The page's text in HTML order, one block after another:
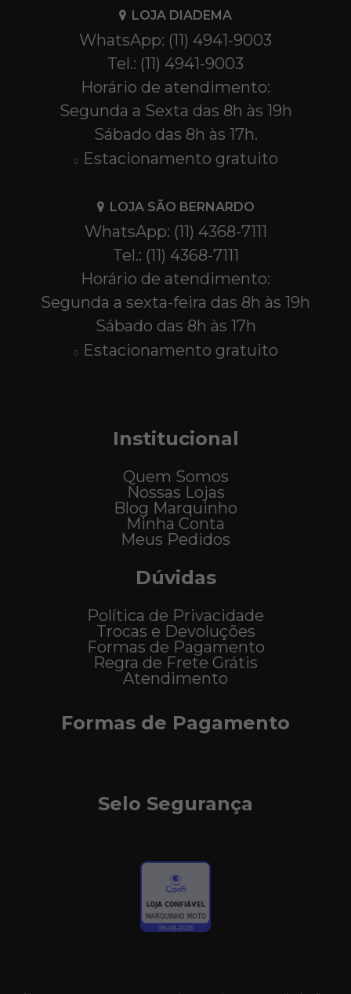
LOJA DIADEMA
WhatsApp: (11) 4941-9003
Tel.: (11) 4941-9003
Horário de atendimento:
Segunda a Sexta das 8h às 19h
Sábado das 8h às 17h.
Estacionamento gratuito
LOJA SÃO BERNARDO
WhatsApp: (11) 4368-7111
Tel.: (11) 4368-7111
Horário de atendimento:
Segunda a sexta-feira das 8h às 19h
Sábado das 8h às 17h
Estacionamento gratuito
Institucional
Quem Somos
Nossas Lojas
Blog Marquinho
Minha Conta
Meus Pedidos
Dúvidas
Política de Privacidade
Trocas e Devoluções
Formas de Pagamento
Regra de Frete Grátis
Atendimento
Formas de Pagamento
Selo Segurança